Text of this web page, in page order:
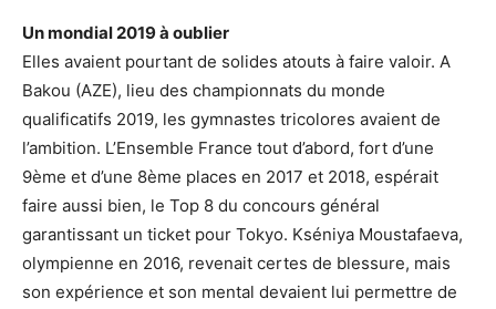
Un mondial 2019 à oublier
Elles avaient pourtant de solides atouts à faire valoir. A
Bakou (AZE), lieu des championnats du monde
qualificatifs 2019, les gymnastes tricolores avaient de
l’ambition. L’Ensemble France tout d’abord, fort d’une
9ème et d’une 8ème places en 2017 et 2018, espérait
faire aussi bien, le Top 8 du concours général
garantissant un ticket pour Tokyo. Kséniya Moustafaeva,
olympienne en 2016, revenait certes de blessure, mais
son expérience et son mental devaient lui permettre de